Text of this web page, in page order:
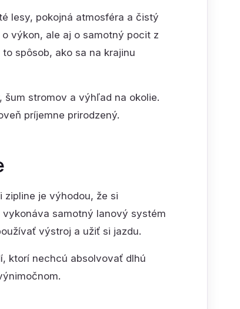
lesy, pokojná atmosféra a čistý
výkon, ale aj o samotný pocit z
spôsob, ako sa na krajinu
šum stromov a výhľad na okolie.
príjemne prirodzený.
je výhodou, že si
samotný lanový systém
výstroj a užiť si jazdu.
ktorí nechcú absolvovať dlhú